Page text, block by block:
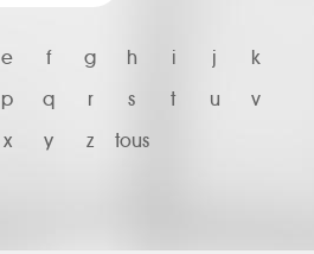
e f g h i j k
p q r s t u v
x y z tous